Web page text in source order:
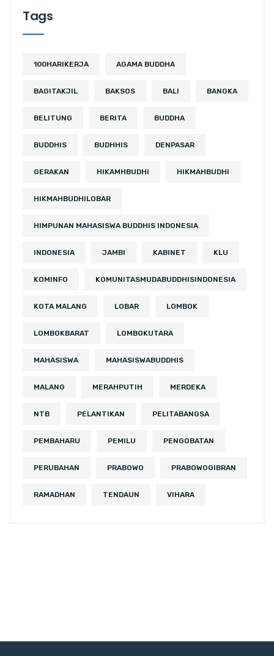
Tags
100HARIKERJA AGAMA BUDDHA
BAGITAKJIL BAKSOS BALI BANGKA
BELITUNG BERITA BUDDHA
BUDDHIS BUDHHIS DENPASAR
GERAKAN HIKAMHBUDHI HIKMAHBUDHI
HIKMAHBUDHILOBAR
HIMPUNAN MAHASISWA BUDDHIS INDONESIA
INDONESIA JAMBI KABINET KLU
KOMINFO KOMUNITASMUDABUDDHISINDONESIA
KOTA MALANG LOBAR LOMBOK
LOMBOKBARAT LOMBOKUTARA
MAHASISWA MAHASISWABUDDHIS
MALANG MERAHPUTIH MERDEKA
NTB PELANTIKAN PELITABANGSA
PEMBAHARU PEMILU PENGOBATAN
PERUBAHAN PRABOWO PRABOWOGIBRAN
RAMADHAN TENDAUN VIHARA